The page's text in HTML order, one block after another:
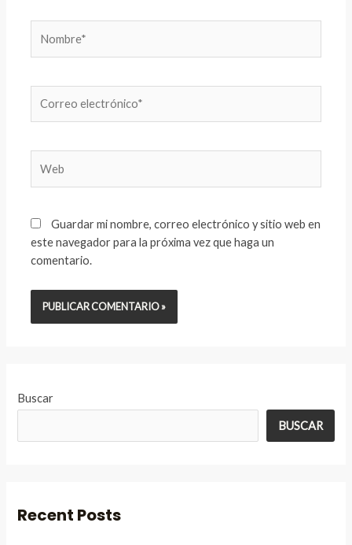
electrónico*
Guardar mi nombre, correo electrónico y sitio web en
este navegador para la próxima vez que haga un
comentario.
Buscar
BUSCAR
Recent Posts